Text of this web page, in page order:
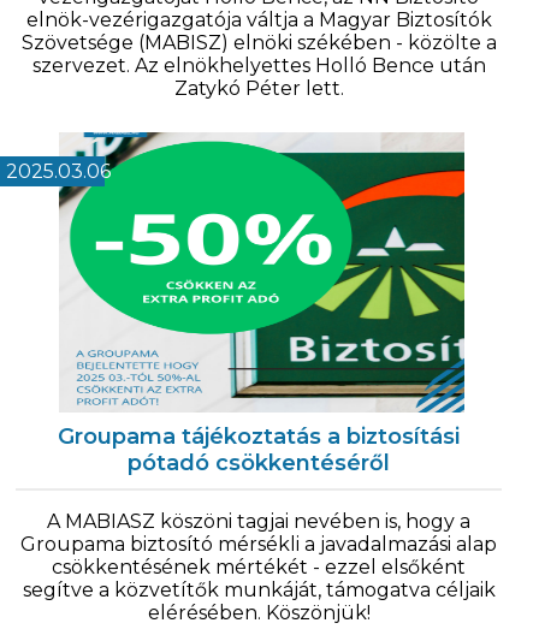
elnök-vezérigazgatója váltja a Magyar Biztosítók
Szövetsége (MABISZ) elnöki székében - közölte a
szervezet. Az elnökhelyettes Holló Bence után
Zatykó Péter lett.
2025.03.06
Groupama tájékoztatás a biztosítási
pótadó csökkentéséről
A MABIASZ köszöni tagjai nevében is, hogy a
Groupama biztosító mérsékli a javadalmazási alap
csökkentésének mértékét - ezzel elsőként
segítve a közvetítők munkáját, támogatva céljaik
elérésében. Köszönjük!